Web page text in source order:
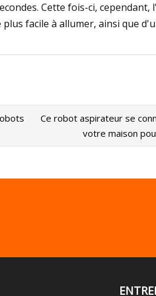
Cette fois-ci,
facile à allumer, ainsi que
Ce robot aspirateur se
votre maison